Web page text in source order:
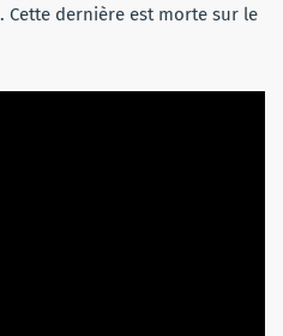
. Cette dernière est morte sur le